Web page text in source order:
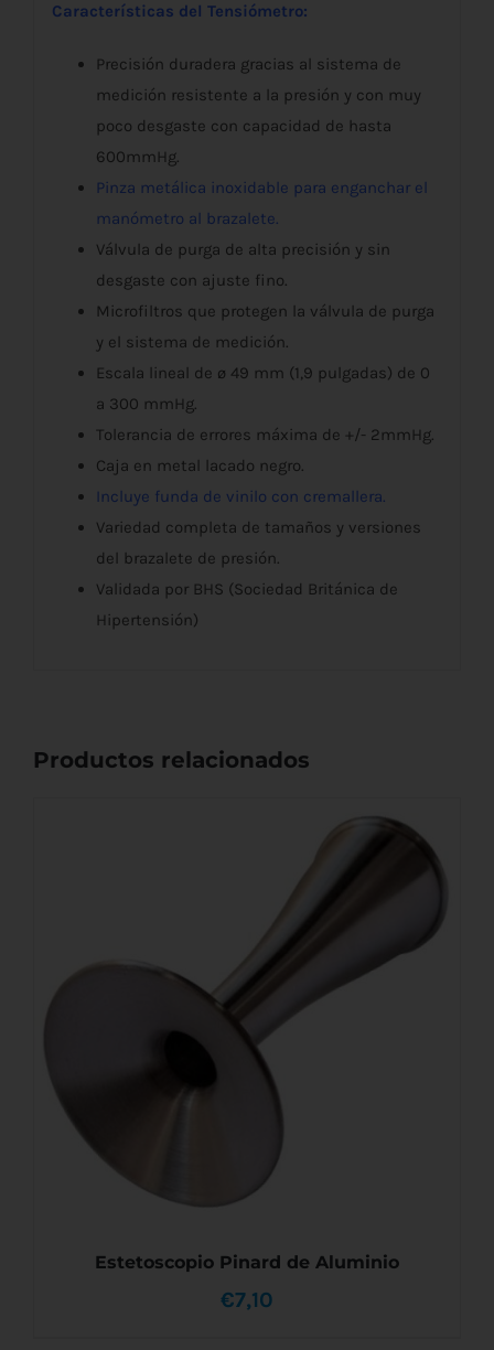
Características del Tensiómetro:
Precisión duradera gracias al sistema de
medición resistente a la presión y con muy
poco desgaste con capacidad de hasta
600mmHg.
Pinza metálica inoxidable para enganchar el
manómetro al brazalete.
Válvula de purga de alta precisión y sin
desgaste con ajuste fino.
Microfiltros que protegen la válvula de purga
y el sistema de medición.
Escala lineal de ø 49 mm (1,9 pulgadas) de 0
a 300 mmHg.
Tolerancia de errores máxima de +/- 2mmHg.
Caja en metal lacado negro.
Incluye funda de vinilo con cremallera.
Variedad completa de tamaños y versiones
del brazalete de presión.
Validada por BHS (Sociedad Británica de
Hipertensión)
Productos relacionados
Estetoscopio Pinard de Aluminio
€7,10